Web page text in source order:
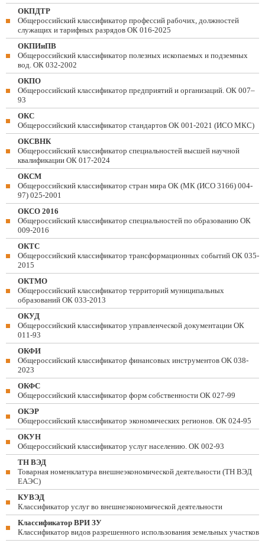
ОКПДТР
Общероссийский классификатор профессий рабочих, должностей
служащих и тарифных разрядов ОК 016-2025
ОКПИиПВ
Общероссийский классификатор полезных ископаемых и подземных
вод. ОК 032-2002
ОКПО
Общероссийский классификатор предприятий и организаций. ОК 007–
93
ОКС
Общероссийский классификатор стандартов ОК 001-2021 (ИСО МКС)
ОКСВНК
Общероссийский классификатор специальностей высшей научной
квалификации ОК 017-2024
ОКСМ
Общероссийский классификатор стран мира ОК (МК (ИСО 3166) 004-
97) 025-2001
ОКСО 2016
Общероссийский классификатор специальностей по образованию ОК
009-2016
ОКТС
Общероссийский классификатор трансформационных событий ОК 035-
2015
ОКТМО
Общероссийский классификатор территорий муниципальных
образований ОК 033-2013
ОКУД
Общероссийский классификатор управленческой документации ОК
011-93
ОКФИ
Общероссийский классификатор финансовых инструментов OK 038-
2023
ОКФС
Общероссийский классификатор форм собственности ОК 027-99
ОКЭР
Общероссийский классификатор экономических регионов. ОК 024-95
ОКУН
Общероссийский классификатор услуг населению. ОК 002-93
ТН ВЭД
Товарная номенклатура внешнеэкономической деятельности (ТН ВЭД
ЕАЭС)
КУВЭД
Классификатор услуг во внешнеэкономической деятельности
Классификатор ВРИ ЗУ
Классификатор видов разрешенного использования земельных участков